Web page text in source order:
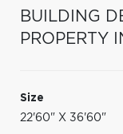
BUILDING
PROPERTY
Size
22'60" X 36'60"